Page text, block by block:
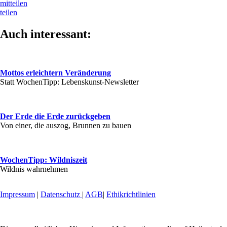
mitteilen
teilen
Auch interessant:
Mottos erleichtern Veränderung
Statt WochenTipp: Lebenskunst-Newsletter
Der Erde die Erde zurückgeben
Von einer, die auszog, Brunnen zu bauen
WochenTipp: Wildniszeit
Wildnis wahrnehmen
Impressum | Datenschutz | AGB| Ethikrichtlinien